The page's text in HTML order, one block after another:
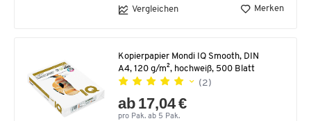
Vergleichen Merken
Kopierpapier Mondi IQ Smooth, DIN
A4, 120 g/m², hochweiß, 500 Blatt
(2)
ab 17,04 €
pro Pak. ab 5 Pak.